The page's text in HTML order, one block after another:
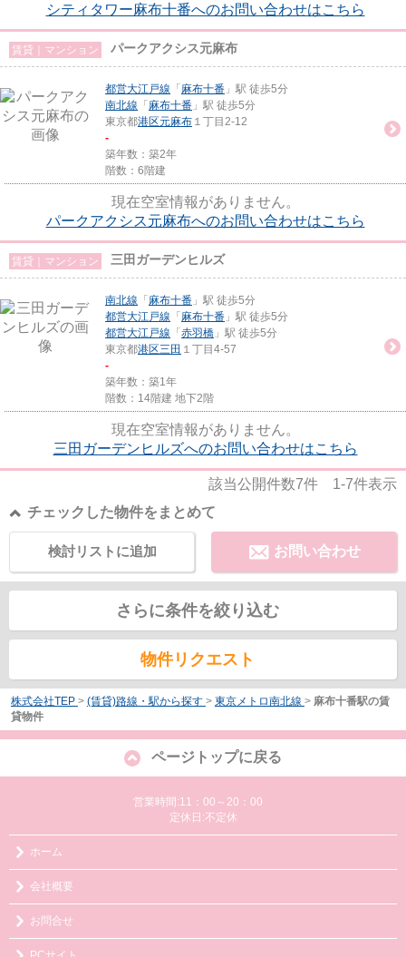
シティタワー麻布十番へのお問い合わせはこちら
賃貸｜マンション パークアクシス元麻布
都営大江戸線 「 麻布十番 」駅 徒歩5分
南北線 「 麻布十番 」駅 徒歩5分
東京都港区元麻布 １丁目2-12
-
築年数：築2年
階数：6階建
現在空室情報がありません。
パークアクシス元麻布へのお問い合わせはこちら
賃貸｜マンション 三田ガーデンヒルズ
南北線 「 麻布十番 」駅 徒歩5分
都営大江戸線 「 麻布十番 」駅 徒歩5分
都営大江戸線 「 赤羽橋 」駅 徒歩5分
東京都港区三田 １丁目4-57
-
築年数：築1年
階数：14階建 地下2階
現在空室情報がありません。
三田ガーデンヒルズへのお問い合わせはこちら
該当公開件数7件 1-7件表示
チェックした物件をまとめて
お問い合わせ
検討リストに追加
さらに条件を絞り込む
物件リクエスト
株式会社TEP > (賃貸)路線・駅から探す > 東京メトロ南北線 > 麻布十番駅の賃
貸物件
ページトップに戻る
営業時間:11：00～20：00
定休日:不定休
ホーム
会社概要
お問合せ